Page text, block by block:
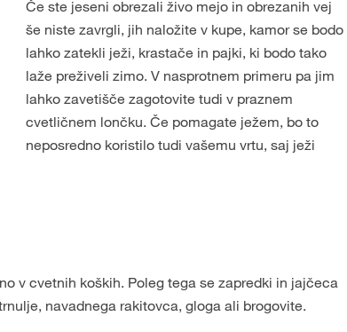
Če ste jeseni obrezali živo mejo in obrezanih vej
še niste zavrgli, jih naložite v kupe, kamor se bodo
lahko zatekli ježi, krastače in pajki, ki bodo tako
laže preživeli zimo. V nasprotnem primeru pa jim
lahko zavetišče zagotovite tudi v praznem
cvetličnem lončku. Če pomagate ježem, bo to
neposredno koristilo tudi vašemu vrtu, saj ježi
v cvetnih koških. Poleg tega se zapredki in jajčeca
navadnega rakitovca, gloga ali brogovite.